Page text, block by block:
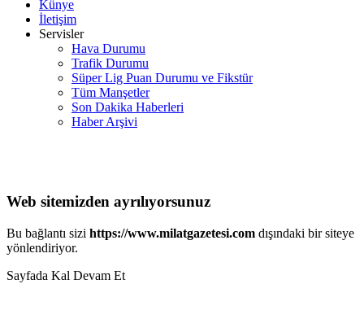
Künye
İletişim
Servisler
Hava Durumu
Trafik Durumu
Süper Lig Puan Durumu ve Fikstür
Tüm Manşetler
Son Dakika Haberleri
Haber Arşivi
Web sitemizden ayrılıyorsunuz
Bu bağlantı sizi https://www.milatgazetesi.com dışındaki bir siteye
yönlendiriyor.
Sayfada Kal Devam Et